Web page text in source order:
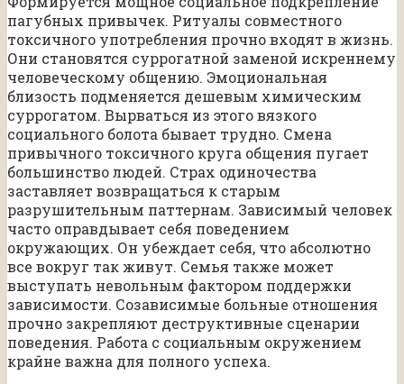
пагубных привычек. Ритуалы совместного
токсичного употребления прочно входят в жизнь.
Они становятся суррогатной заменой искреннему
человеческому общению. Эмоциональная
близость подменяется дешевым химическим
суррогатом. Вырваться из этого вязкого
социального болота бывает трудно. Смена
привычного токсичного круга общения пугает
большинство людей. Страх одиночества
заставляет возвращаться к старым
разрушительным паттернам. Зависимый человек
часто оправдывает себя поведением
окружающих. Он убеждает себя, что абсолютно
все вокруг так живут. Семья также может
выступать невольным фактором поддержки
зависимости. Созависимые больные отношения
прочно закрепляют деструктивные сценарии
поведения. Работа с социальным окружением
крайне важна для полного успеха.